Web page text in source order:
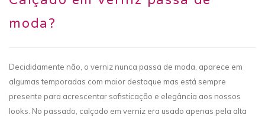
moda?
Decididamente não, o verniz nunca passa de moda, aparece em
algumas temporadas com maior destaque mas está sempre
presente para acrescentar sofisticação e elegância aos nossos
looks. No passado, calçado em verniz era usado apenas pela alta